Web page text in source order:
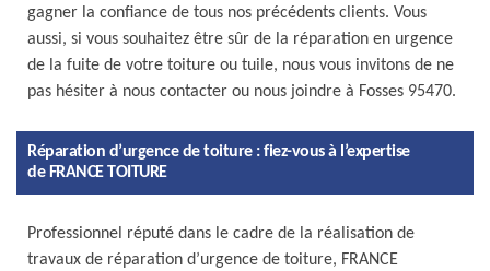
gagner la confiance de tous nos précédents clients. Vous
aussi, si vous souhaitez être sûr de la réparation en urgence
de la fuite de votre toiture ou tuile, nous vous invitons de ne
pas hésiter à nous contacter ou nous joindre à Fosses 95470.
Réparation d’urgence de toiture : fiez-vous à l’expertise
de FRANCE TOITURE
Professionnel réputé dans le cadre de la réalisation de
travaux de réparation d’urgence de toiture, FRANCE